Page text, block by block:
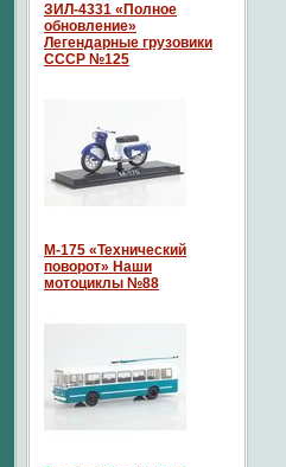
ЗИЛ-4331 «Полное
обновление»
Легендарные грузовики
СССР №125
М-175 «Технический
поворот» Наши
мотоциклы №88